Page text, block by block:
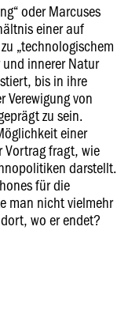
oder Marcuses
einer auf
„technologischem
innerer Natur
bis in ihre
von
zu sein.
einer
Vortrag fragt, wie
darstellt.
für die
man nicht vielmehr
wo er endet?